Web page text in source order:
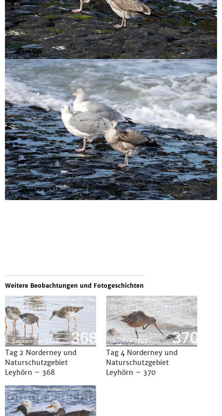
Weitere Beobachtungen und Fotogeschichten
Tag 2 Norderney und
Naturschutzgebiet
Leyhörn – 368
Tag 4 Norderney und
Naturschutzgebiet
Leyhörn – 370